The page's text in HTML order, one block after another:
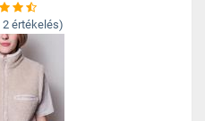
2 értékelés)